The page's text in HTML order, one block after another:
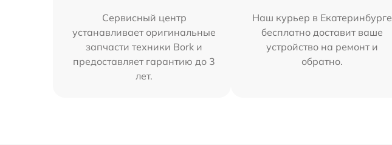
Сервисный центр
устанавливает оригинальные
запчасти техники Bork и
предоставляет гарантию до 3
лет.
Наш курьер в Екатеринбурге
бесплатно доставит ваше
устройство на ремонт и
обратно.